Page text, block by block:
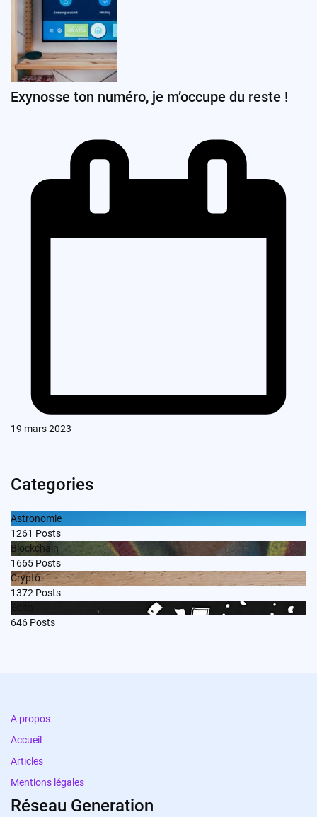
Exynosse ton numéro, je m’occupe du reste !
19 mars 2023
Categories
Astronomie
1261 Posts
Blockchain
1665 Posts
Crypto
1372 Posts
646 Posts
A propos
Accueil
Articles
Mentions légales
Réseau Generation